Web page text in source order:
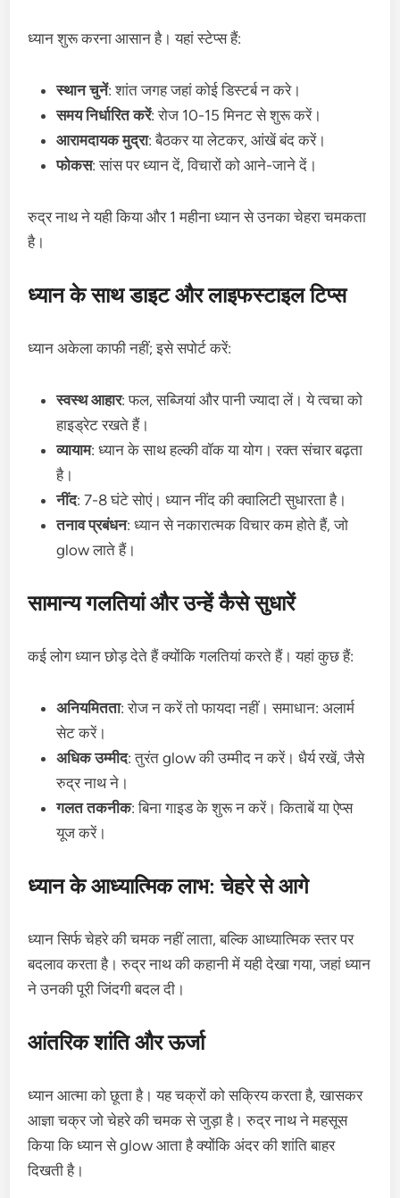
ध्यान शुरू करना आसान है। यहां स्टेप्स हैं:
स्थान चुनें: शांत जगह जहां कोई डिस्टर्ब न करे।
समय निर्धारित करें: रोज 10-15 मिनट से शुरू करें।
आरामदायक मुद्रा: बैठकर या लेटकर, आंखें बंद करें।
फोकस: सांस पर ध्यान दें, विचारों को आने-जाने दें।
रुद्र नाथ ने यही किया और 1 महीना ध्यान से उनका चेहरा चमकता
है।
ध्यान के साथ डाइट और लाइफस्टाइल टिप्स
ध्यान अकेला काफी नहीं; इसे सपोर्ट करें:
स्वस्थ आहार: फल, सब्जियां और पानी ज्यादा लें। ये त्वचा को
हाइड्रेट रखते हैं।
व्यायाम: ध्यान के साथ हल्की वॉक या योग। रक्त संचार बढ़ता
है।
नींद: 7-8 घंटे सोएं। ध्यान नींद की क्वालिटी सुधारता है।
तनाव प्रबंधन: ध्यान से नकारात्मक विचार कम होते हैं, जो
glow लाते हैं।
सामान्य गलतियां और उन्हें कैसे सुधारें
कई लोग ध्यान छोड़ देते हैं क्योंकि गलतियां करते हैं। यहां कुछ हैं:
अनियमितता: रोज न करें तो फायदा नहीं। समाधान: अलार्म
सेट करें।
अधिक उम्मीद: तुरंत glow की उम्मीद न करें। धैर्य रखें, जैसे
रुद्र नाथ ने।
गलत तकनीक: बिना गाइड के शुरू न करें। किताबें या ऐप्स
यूज करें।
ध्यान के आध्यात्मिक लाभ: चेहरे से आगे
ध्यान सिर्फ चेहरे की चमक नहीं लाता, बल्कि आध्यात्मिक स्तर पर
बदलाव करता है। रुद्र नाथ की कहानी में यही देखा गया, जहां ध्यान
ने उनकी पूरी जिंदगी बदल दी।
आंतरिक शांति और ऊर्जा
ध्यान आत्मा को छूता है। यह चक्रों को सक्रिय करता है, खासकर
आज्ञा चक्र जो चेहरे की चमक से जुड़ा है। रुद्र नाथ ने महसूस
किया कि ध्यान से glow आता है क्योंकि अंदर की शांति बाहर
दिखती है।